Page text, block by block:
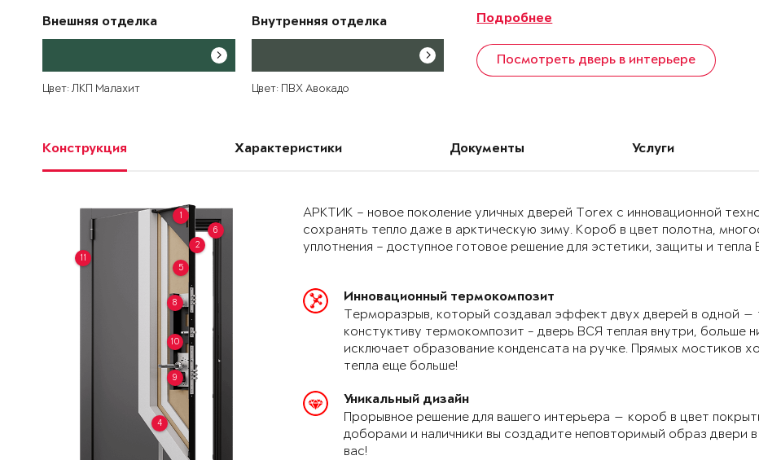
Внешняя отделка
Цвет: ЛКП Малахит
Внутренняя отделка
Цвет: ПВХ Авокадо
Подробнее
Посмотреть дверь в интерьере
Конструкция Характеристики Документы Услуги
1
2
4
5
6
8
9
10
11
АРКТИК – новое поколение уличных дверей Torex с инновационной
сохранять тепло даже в арктическую зиму. Короб в цвет полотна,
уплотнения – доступное готовое решение для эстетики, защиты и тепла
Инновационный термокомпозит
Терморазрыв, который создавал эффект двух дверей в одной —
констуктиву термокомпозит - дверь ВСЯ теплая внутри, больше
исключает образование конденсата на ручке. Прямых мостиков
тепла еще больше!
Уникальный дизайн
Прорывное решение для вашего интерьера — короб в цвет
доборами и наличники вы создадите неповторимый образ двери
вас!